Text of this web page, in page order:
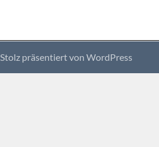
Stolz präsentiert von WordPress